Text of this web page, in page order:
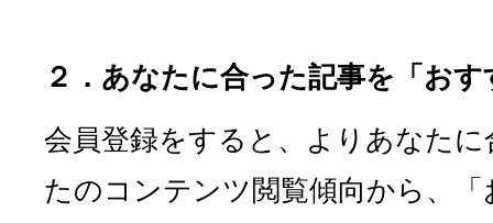
２．あなたに合った記事を「お
会員登録をすると、よりあなた
たのコンテンツ閲覧傾向から、